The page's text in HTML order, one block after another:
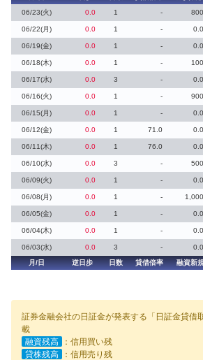
06/23(火)
0.0 1 - 800
06/22(月) 0.0 1 - 0.0
06/19(金) 0.0 1 - 0.0
06/18(木) 0.0 1 - 100
06/17(水) 0.0 3 - 0.0
06/16(火) 0.0 1 - 900
06/15(月) 0.0 1 - 0.0
06/12(金) 0.0 1 71.0 0.0
06/11(木) 0.0 1 76.0 0.0
06/10(水) 0.0 3 - 500
06/09(火) 0.0 1 - 0.0
06/08(月) 0.0 1 - 1,000
06/05(金) 0.0 1 - 0.0
06/04(木) 0.0 1 - 0.0
06/03(水) 0.0 3 - 0.0
月/日
逆日歩 日数 貸借倍率 融資新
証券金融会社の日証金が発表する「日証金貸借
載
融資残高
：信用買い残
貸株残高
：信用売り残